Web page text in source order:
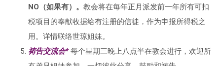
NO（如果有）。 教会将在每年正月派发前一年所有可扣
税项目的奉献收据给有注册的信徒，作为申报所得税之
用。详情联络世琼姐妹。
祷告交流会* 每个星期三晚上八点半在教会进行，欢迎所